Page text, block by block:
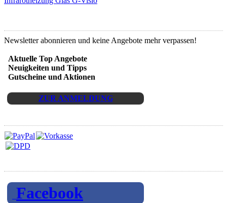
Newsletter abonnieren und keine Angebote mehr verpassen!
Aktuelle Top Angebote
Neuigkeiten und Tipps
Gutscheine und Aktionen
ZUR ANMELDUNG
Facebook